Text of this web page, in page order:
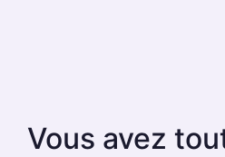
Vous avez